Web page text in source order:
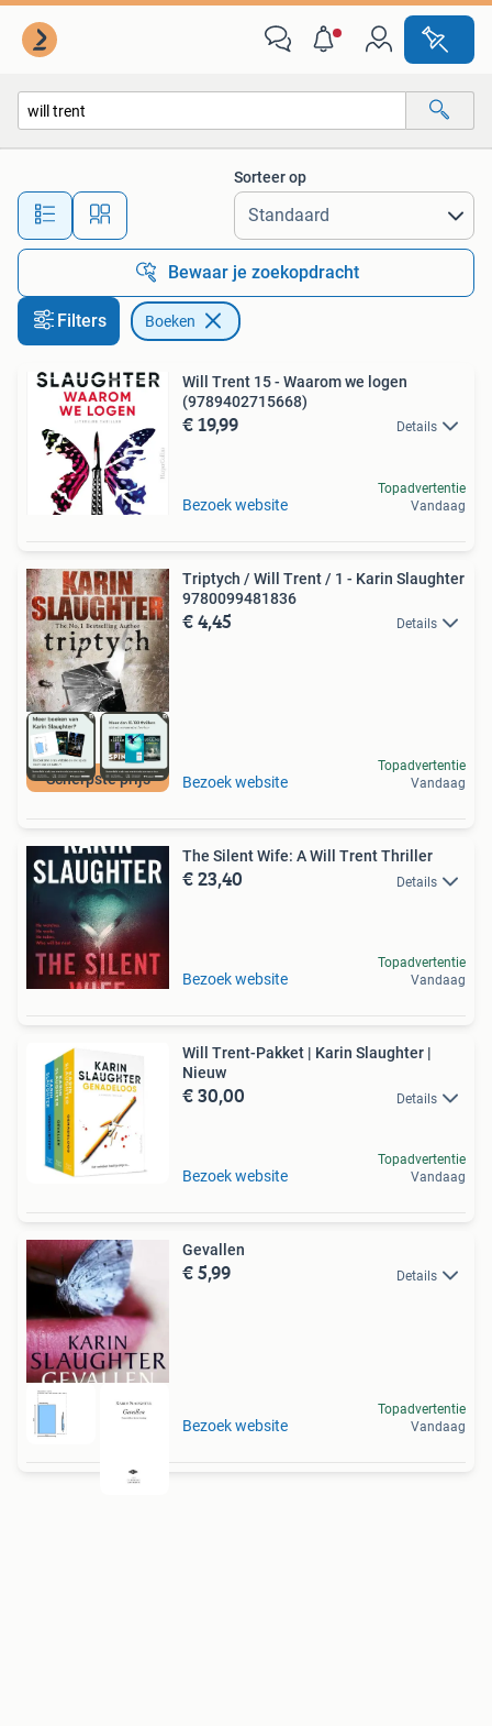
Alle afstanden…
Sorteer op
Bewaar je zoekopdracht
Filters Boeken
Will Trent 15 - Waarom we logen
(9789402715668)
€ 19,99 Details
Bezoek website
Topadvertentie
Vandaag
Scherpste prijs
Triptych / Will Trent / 1 - Karin Slaughter
9780099481836
€ 4,45 Details
Bezoek website
Topadvertentie
Vandaag
The Silent Wife: A Will Trent Thriller
€ 23,40 Details
Bezoek website
Topadvertentie
Vandaag
Will Trent-Pakket | Karin Slaughter |
Nieuw
€ 30,00 Details
Bezoek website
Topadvertentie
Vandaag
Gevallen
€ 5,99 Details
Bezoek website
Topadvertentie
Vandaag